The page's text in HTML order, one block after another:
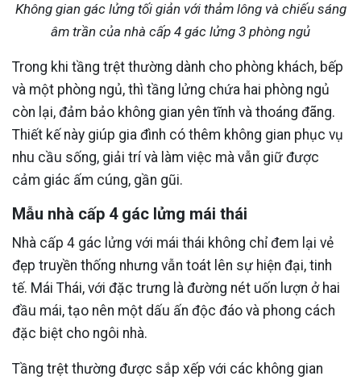
Không gian gác lửng tối giản với thảm lông và chiếu sáng
âm trần của nhà cấp 4 gác lửng 3 phòng ngủ
Trong khi tầng trệt thường dành cho phòng khách, bếp
và một phòng ngủ, thì tầng lửng chứa hai phòng ngủ
còn lại, đảm bảo không gian yên tĩnh và thoáng đãng.
Thiết kế này giúp gia đình có thêm không gian phục vụ
nhu cầu sống, giải trí và làm việc mà vẫn giữ được
cảm giác ấm cúng, gần gũi.
Mẫu nhà cấp 4 gác lửng mái thái
Nhà cấp 4 gác lửng với mái thái không chỉ đem lại vẻ
đẹp truyền thống nhưng vẫn toát lên sự hiện đại, tinh
tế. Mái Thái, với đặc trưng là đường nét uốn lượn ở hai
đầu mái, tạo nên một dấu ấn độc đáo và phong cách
đặc biệt cho ngôi nhà.
Tầng trệt thường được sắp xếp với các không gian